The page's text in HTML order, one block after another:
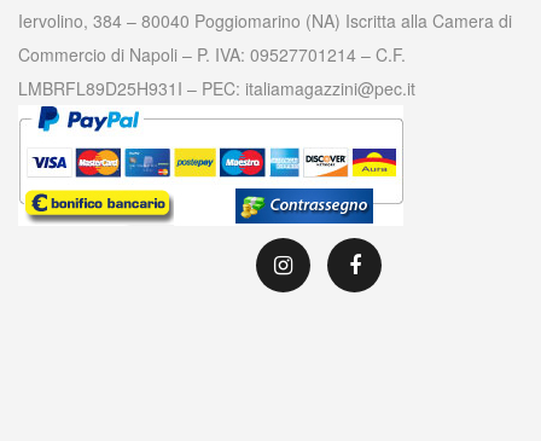
Iervolino, 384 – 80040 Poggiomarino (NA) Iscritta alla Camera di
Commercio di Napoli – P. IVA: 09527701214 – C.F.
LMBRFL89D25H931I – PEC: italiamagazzini@pec.it